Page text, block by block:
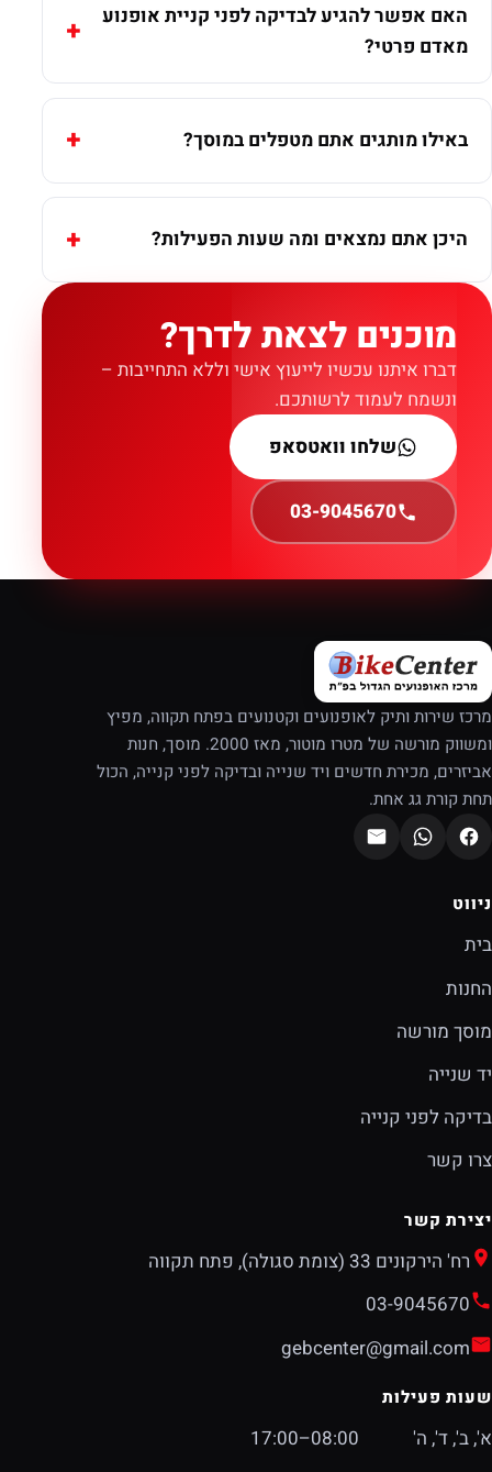
האם אפשר להגיע לבדיקה לפני קניית אופנוע
מאדם פרטי?
באילו מותגים אתם מטפלים במוסך?
היכן אתם נמצאים ומה שעות הפעילות?
מוכנים לצאת לדרך?
דברו איתנו עכשיו לייעוץ אישי וללא התחייבות –
ונשמח לעמוד לרשותכם.
שלחו וואטסאפ
03-9045670
מרכז שירות ותיק לאופנועים וקטנועים בפתח תקווה, מפיץ
ומשווק מורשה של מטרו מוטור, מאז 2000. מוסך, חנות
אביזרים, מכירת חדשים ויד שנייה ובדיקה לפני קנייה, הכול
תחת קורת גג אחת.
ניווט
בית
החנות
מוסך מורשה
יד שנייה
בדיקה לפני קנייה
צרו קשר
יצירת קשר
רח' הירקונים 33 (צומת סגולה), פתח תקווה
03-9045670
gebcenter@gmail.com
שעות פעילות
א', ב', ד', ה'
08:00–17:00